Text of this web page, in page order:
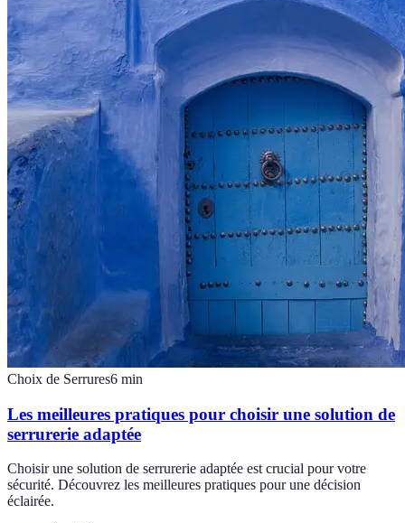
Choix de Serrures6 min
Les meilleures pratiques pour choisir une solution de
serrurerie adaptée
Choisir une solution de serrurerie adaptée est crucial pour votre
sécurité. Découvrez les meilleures pratiques pour une décision
éclairée.